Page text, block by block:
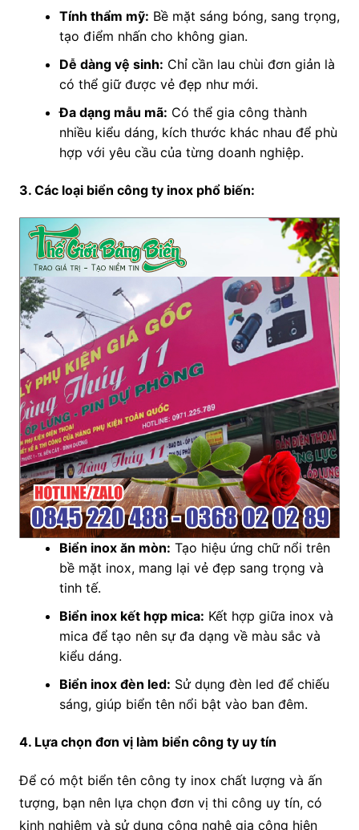
Tính thẩm mỹ: Bề mặt sáng bóng, sang trọng,
tạo điểm nhấn cho không gian.
Dễ dàng vệ sinh: Chỉ cần lau chùi đơn giản là
có thể giữ được vẻ đẹp như mới.
Đa dạng mẫu mã: Có thể gia công thành
nhiều kiểu dáng, kích thước khác nhau để phù
hợp với yêu cầu của từng doanh nghiệp.
3. Các loại biển công ty inox phổ biến:
Biển inox ăn mòn: Tạo hiệu ứng chữ nổi trên
bề mặt inox, mang lại vẻ đẹp sang trọng và
tinh tế.
Biển inox kết hợp mica: Kết hợp giữa inox và
mica để tạo nên sự đa dạng về màu sắc và
kiểu dáng.
Biển inox đèn led: Sử dụng đèn led để chiếu
sáng, giúp biển tên nổi bật vào ban đêm.
4. Lựa chọn đơn vị làm biển công ty uy tín
Để có một biển tên công ty inox chất lượng và ấn
tượng, bạn nên lựa chọn đơn vị thi công uy tín, có
kinh nghiệm và sử dụng công nghệ gia công hiện